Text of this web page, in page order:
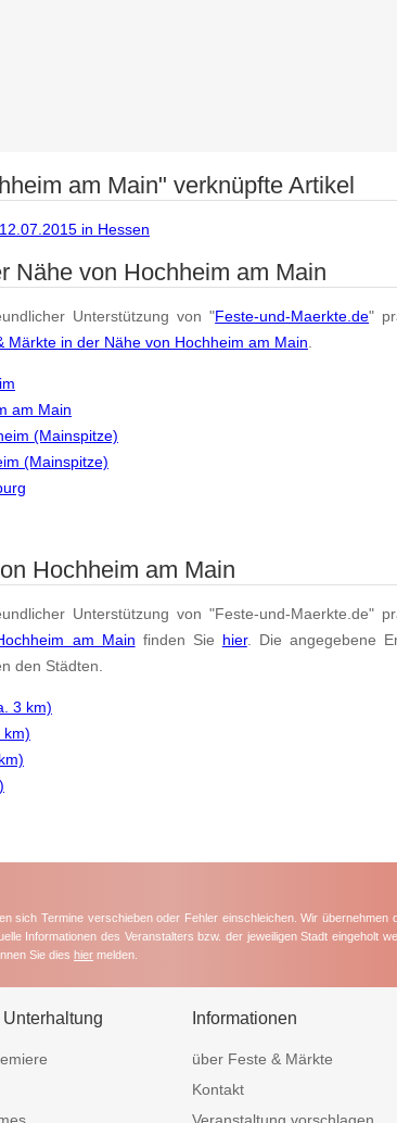
am Main" verknüpfte Artikel
in Hessen
Nähe von Hochheim am Main
Unterstützung von "Feste-und-Maerkte.de"
Märkte in der Nähe von Hochheim am Main
am Main
(Mainspitze)
(Mainspitze)
Hochheim am Main
Unterstützung von "Feste-und-Maerkte.de"
am Main finden Sie hier. Die angegebene
den Städten.
3 km)
km)
sich Termine verschieben oder Fehler einschleichen. Wir übernehmen
Informationen des Veranstalters bzw. der jeweiligen Stadt eingeholt
Sie dies hier melden.
Informationen
über Feste & Märkte
Kontakt